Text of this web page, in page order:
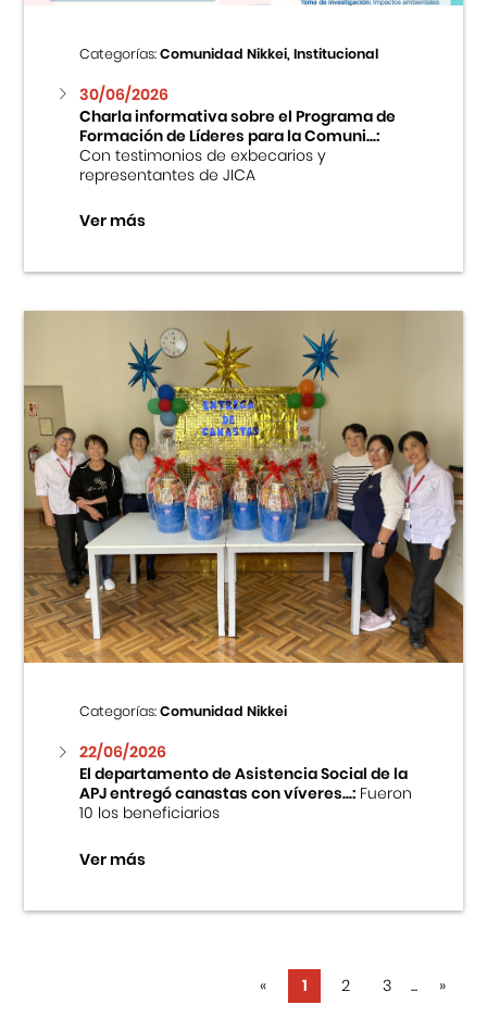
Categorías:Comunidad Nikkei, Institucional
30/06/2026
Charla informativa sobre el Programa de
Formación de Líderes para la Comuni...:
Con testimonios de exbecarios y
representantes de JICA
Ver más
Categorías:Comunidad Nikkei
22/06/2026
El departamento de Asistencia Social de la
APJ entregó canastas con víveres...:Fueron
10 los beneficiarios
Ver más
« 1 2 3 ... »